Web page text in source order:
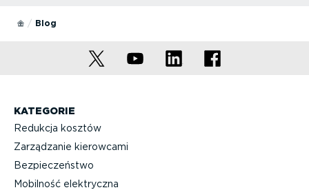
Blog
KATEGORIE
Redukcja kosztów
Zarządzanie kierowcami
Bezpieczeństwo
Mobilność elektryczna